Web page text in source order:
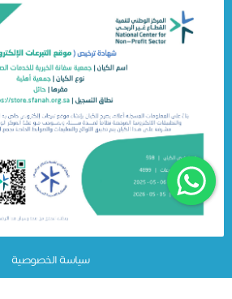
سياسة الخصوصية